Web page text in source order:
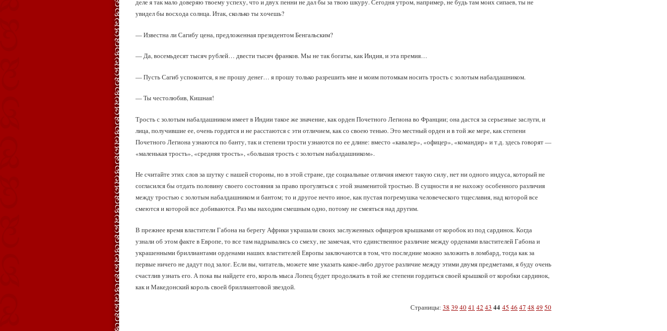
деле я так мало доверяю твоему успеху, что и двух пенни не дал бы за твою шкуру. Сегодня утром, например, не будь там моих сипаев, ты не
увидел бы восхода солнца. Итак, сколько ты хочешь?
— Известна ли Сагибу цена, предложенная президентом Бенгальским?
— Да, восемьдесят тысяч рублей… двести тысяч франков. Мы не так богаты, как Индия, и эта премия…
— Пусть Сагиб успокоится, я не прошу денег… я прошу только разрешить мне и моим потомкам носить трость с золотым набалдашником.
— Ты честолюбив, Кишная!
Трость с золотым набалдашником имеет в Индии такое же значение, как орден Почетного Легиона во Франции; она дастся за серьезные заслуги, и
лица, получившие ее, очень гордятся и не расстаются с эти отличием, как со своею тенью. Это местный орден и в той же мере, как степени
Почетного Легиона узнаются по банту, так и степени трости узнаются по ее длине: вместо «кавалер», «офицер», «командир» и т.д. здесь говорят —
«маленькая трость», «средняя трость», «большая трость с золотым набалдашником».
Не считайте этих слов за шутку с нашей стороны, но в этой стране, где социальные отличия имеют такую силу, нет ни одного индуса, который не
согласился бы отдать половину своего состояния за право прогуляться с этой знаменитой тростью. В сущности я не нахожу особенного различия
между тростью с золотым набалдашником и бантом; то и другое нечто иное, как пустая погремушка человеческого тщеславия, над которой все
смеются и которой все добиваются. Раз мы находим смешным одно, потому не смеяться над другим.
В прежнее время властители Габона на берегу Африки украшали своих заслуженных офицеров крышками от коробок из под сардинок. Когда
узнали об этом факте в Европе, то все там надрывались со смеху, не замечая, что единственное различие между орденами властителей Габона и
украшенными бриллиантами орденами наших властителей Европы заключаются в том, что последние можно заложить в ломбард, тогда как за
первые ничего не дадут под залог. Если вы, читатель, можете мне указать какое-либо другое различие между этими двумя предметами, я буду очень
счастлив узнать его. А пока вы найдете его, король мыса Лопец будет продолжать в той же степени гордиться своей крышкой от коробки сардинок,
как и Македонский король своей бриллиантовой звездой.
Страницы: 38 39 4041 42 43 44 45 46 47 48 49 50